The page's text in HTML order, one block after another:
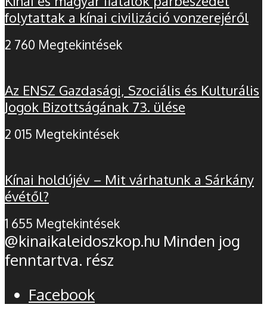
folytattak a kínai civilizáció vonzerejéről
2 760 Megtekintések
Az ENSZ Gazdasági, Szociális és Kulturális
Jogok Bizottságának 73. ülése
2 015 Megtekintések
Kínai holdújév – Mit várhatunk a Sárkány
évétől?
1 655 Megtekintések
@kinaikaleidoszkop.hu Minden jog
fenntartva. rész
Facebook